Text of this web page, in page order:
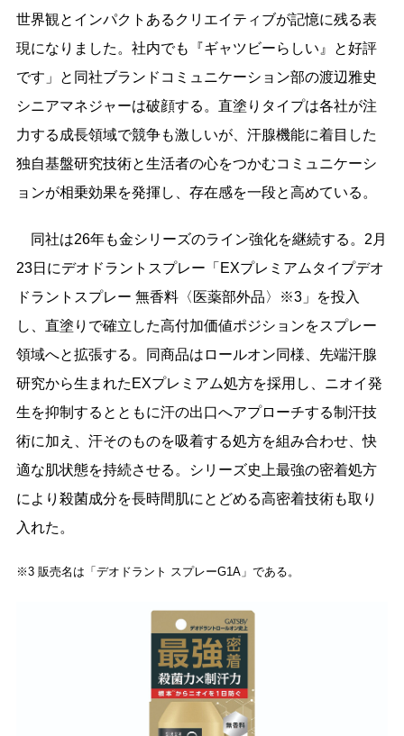
世界観とインパクトあるクリエイティブが記憶に残る表
現になりました。社内でも『ギャツビーらしい』と好評
です」と同社ブランドコミュニケーション部の渡辺雅史
シニアマネジャーは破顔する。直塗りタイプは各社が注
力する成長領域で競争も激しいが、汗腺機能に着目した
独自基盤研究技術と生活者の心をつかむコミュニケーシ
ョンが相乗効果を発揮し、存在感を一段と高めている。
同社は26年も金シリーズのライン強化を継続する。2月
23日にデオドラントスプレー「EXプレミアムタイプデオ
ドラントスプレー 無香料〈医薬部外品〉※3」を投入
し、直塗りで確立した高付加価値ポジションをスプレー
領域へと拡張する。同商品はロールオン同様、先端汗腺
研究から生まれたEXプレミアム処方を採用し、ニオイ発
生を抑制するとともに汗の出口へアプローチする制汗技
術に加え、汗そのものを吸着する処方を組み合わせ、快
適な肌状態を持続させる。シリーズ史上最強の密着処方
により殺菌成分を長時間肌にとどめる高密着技術も取り
入れた。
※3 販売名は「デオドラント スプレーG1A」である。